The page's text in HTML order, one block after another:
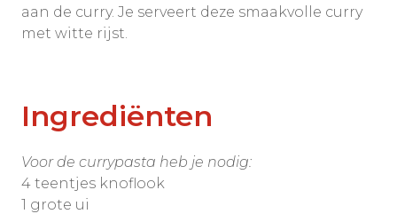
aan de curry. Je serveert deze smaakvolle curry
met witte rijst.
Ingrediënten
Voor de currypasta heb je nodig:
4 teentjes knoflook
1 grote ui